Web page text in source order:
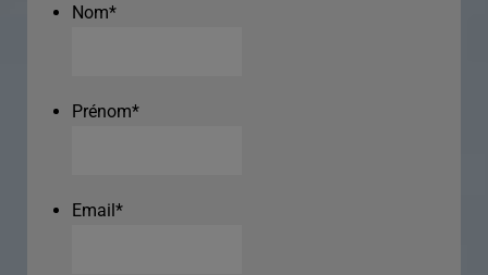
Nom*
Prénom*
Email*